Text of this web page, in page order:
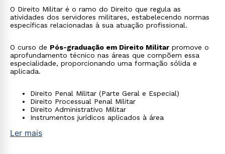
O Direito Militar é o ramo do Direito que regula as
atividades dos servidores militares, estabelecendo normas
específicas relacionadas à sua atuação profissional.
O curso de Pós-graduação em Direito Militar promove o
aprofundamento técnico nas áreas que compõem essa
especialidade, proporcionando uma formação sólida e
aplicada.
Direito Penal Militar (Parte Geral e Especial)
Direito Processual Penal Militar
Direito Administrativo Militar
Instrumentos jurídicos aplicados à área
Ler mais